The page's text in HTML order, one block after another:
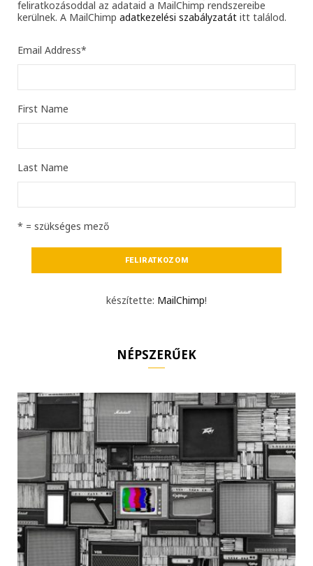
feliratkozásoddal az adataid a MailChimp rendszereibe
kerülnek. A MailChimp adatkezelési szabályzatát itt találod.
Email Address*
First Name
Last Name
* = szükséges mező
készítette: MailChimp!
NÉPSZERŰEK